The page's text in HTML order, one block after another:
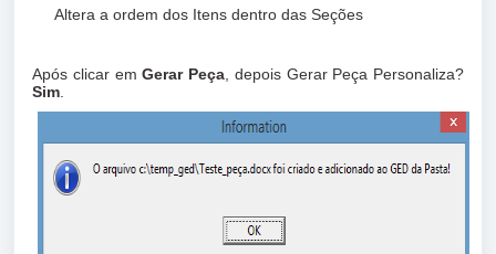
Altera a ordem dos Itens dentro das Seções
Após clicar emGerar Peça , depois Gerar Peça Personaliza?
Sim